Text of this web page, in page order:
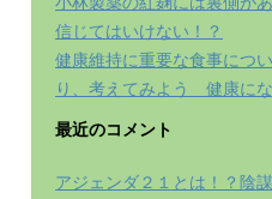
信じてはいけない！？
健康維持に重要な食事につ
り、考えてみよう 健康に
最近のコメント
アジェンダ２１とは！？陰